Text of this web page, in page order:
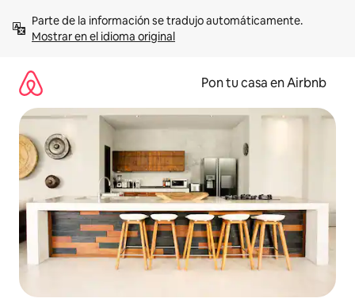
contenidoMostrar en el idioma original
Pon tu casa en Airbnb